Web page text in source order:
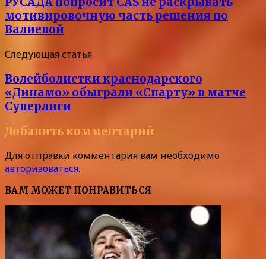
мотивировочную часть решения по
Валиевой
Следующая статья
Волейболистки краснодарского
«Динамо» обыграли «Спарту» в матче
Суперлиги
Добавить комментарий
Для отправки комментария вам необходимо
авторизоваться.
ВАМ МОЖЕТ ПОНРАВИТЬСЯ